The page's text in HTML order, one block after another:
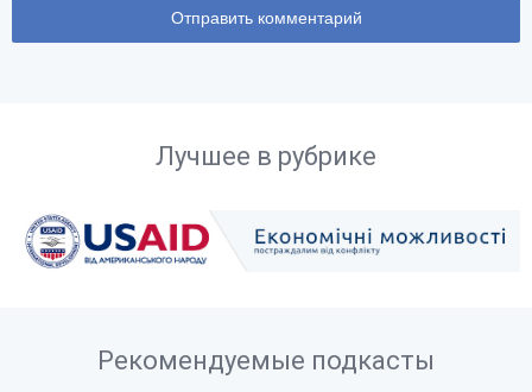
Лучшее в рубрике
Рекомендуемые подкасты